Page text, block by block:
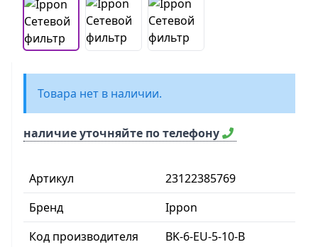
Артикул
23122385769
Бренд
Ippon
Код производителя
BK-6-EU-5-10-B
Товара нет в наличии.
наличие уточняйте по телефону